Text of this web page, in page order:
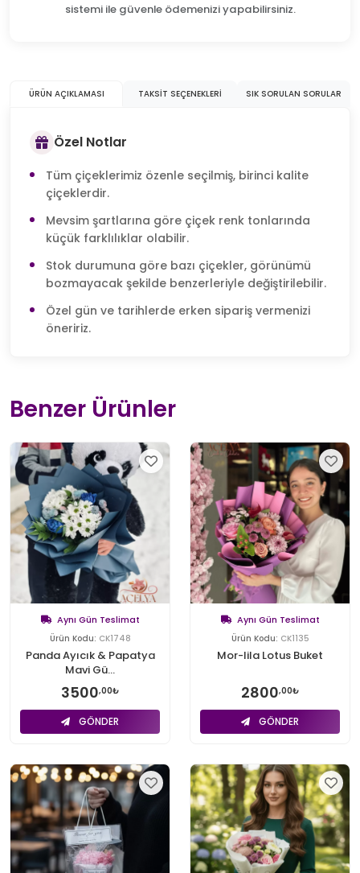
sistemi ile güvenle ödemenizi yapabilirsiniz.
ÜRÜN AÇIKLAMASI TAKSIT SEÇENEKLERI SIK SORULAN SORULAR
Özel Notlar
Tüm çiçeklerimiz özenle seçilmiş, birinci kalite
çiçeklerdir.
Mevsim şartlarına göre çiçek renk tonlarında
küçük farklılıklar olabilir.
Stok durumuna göre bazı çiçekler, görünümü
bozmayacak şekilde benzerleriyle değiştirilebilir.
Özel gün ve tarihlerde erken sipariş vermenizi
öneririz.
Benzer Ürünler
Aynı Gün Teslimat
Ürün Kodu: CK1748
Panda Ayıcık & Papatya
Mavi Gü...
3500,00₺
GÖNDER
Aynı Gün Teslimat
Ürün Kodu: CK1135
Mor-lila Lotus Buket
2800,00₺
GÖNDER